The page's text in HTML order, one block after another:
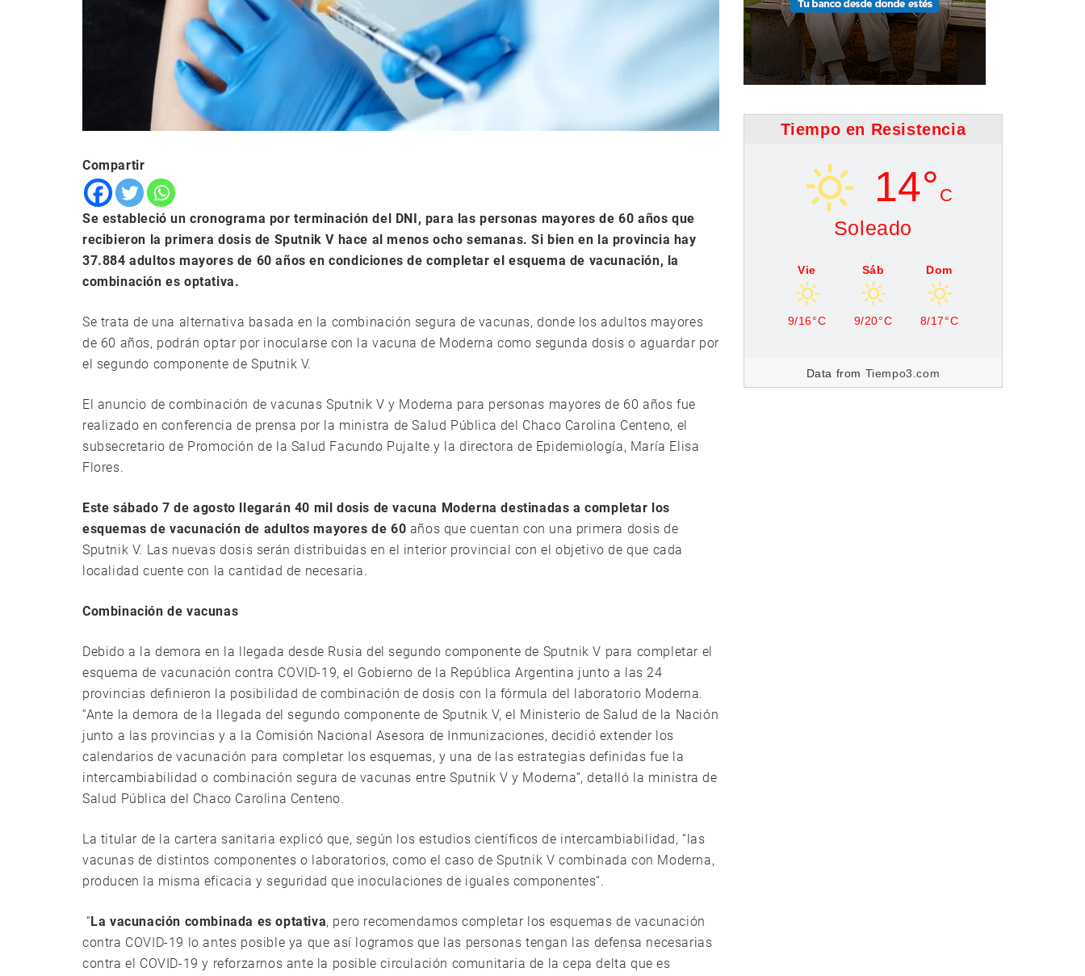
Compartir
Se estableció un cronograma por terminación del DNI, para las personas mayores de 60 años que
recibieron la primera dosis de Sputnik V hace al menos ocho semanas. Si bien en la provincia hay
37.884 adultos mayores de 60 años en condiciones de completar el esquema de vacunación, la
combinación es optativa.
Se trata de una alternativa basada en la combinación segura de vacunas, donde los adultos mayores
de 60 años, podrán optar por inocularse con la vacuna de Moderna como segunda dosis o aguardar por
el segundo componente de Sputnik V.
El anuncio de combinación de vacunas Sputnik V y Moderna para personas mayores de 60 años fue
realizado en conferencia de prensa por la ministra de Salud Pública del Chaco Carolina Centeno, el
subsecretario de Promoción de la Salud Facundo Pujalte y la directora de Epidemiología, María Elisa
Flores.
Este sábado 7 de agosto llegarán 40 mil dosis de vacuna Moderna destinadas a completar los
esquemas de vacunación de adultos mayores de 60 años que cuentan con una primera dosis de
Sputnik V. Las nuevas dosis serán distribuidas en el interior provincial con el objetivo de que cada
localidad cuente con la cantidad de necesaria.
Combinación de vacunas
Debido a la demora en la llegada desde Rusia del segundo componente de Sputnik V para completar el
esquema de vacunación contra COVID-19, el Gobierno de la República Argentina junto a las 24
provincias definieron la posibilidad de combinación de dosis con la fórmula del laboratorio Moderna.
“Ante la demora de la llegada del segundo componente de Sputnik V, el Ministerio de Salud de la Nación
junto a las provincias y a la Comisión Nacional Asesora de Inmunizaciones, decidió extender los
calendarios de vacunación para completar los esquemas, y una de las estrategias definidas fue la
intercambiabilidad o combinación segura de vacunas entre Sputnik V y Moderna”, detalló la ministra de
Salud Pública del Chaco Carolina Centeno.
La titular de la cartera sanitaria explicó que, según los estudios científicos de intercambiabilidad, “las
vacunas de distintos componentes o laboratorios, como el caso de Sputnik V combinada con Moderna,
producen la misma eficacia y seguridad que inoculaciones de iguales componentes”.
“La vacunación combinada es optativa, pero recomendamos completar los esquemas de vacunación
contra COVID-19 lo antes posible ya que así logramos que las personas tengan las defensa necesarias
contra el COVID-19 y reforzarnos ante la posible circulación comunitaria de la cepa delta que es
Tiempo en Resistencia
14° C
Soleado
Vie
9/16°C
Sáb
9/20°C
Dom
8/17°C
Data from Tiempo3.com